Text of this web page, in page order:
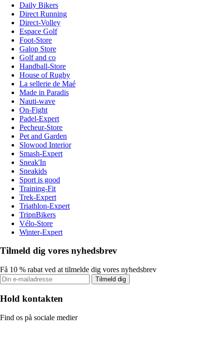
Daily Bikers
Direct Running
Direct-Volley
Espace Golf
Foot-Store
Galop Store
Golf and co
Handball-Store
House of Rugby
La sellerie de Maé
Made in Paradis
Nauti-wave
On-Fight
Padel-Expert
Pecheur-Store
Pet and Garden
Slowood Interior
Smash-Expert
Sneak'In
Sneakids
Sport is good
Training-Fit
Trek-Expert
Triathlon-Expert
TripnBikers
Vélo-Store
Winter-Expert
Tilmeld dig vores nyhedsbrev
Få 10 % rabat ved at tilmelde dig vores nyhedsbrev
Tilmeld dig
Hold kontakten
Find os på sociale medier